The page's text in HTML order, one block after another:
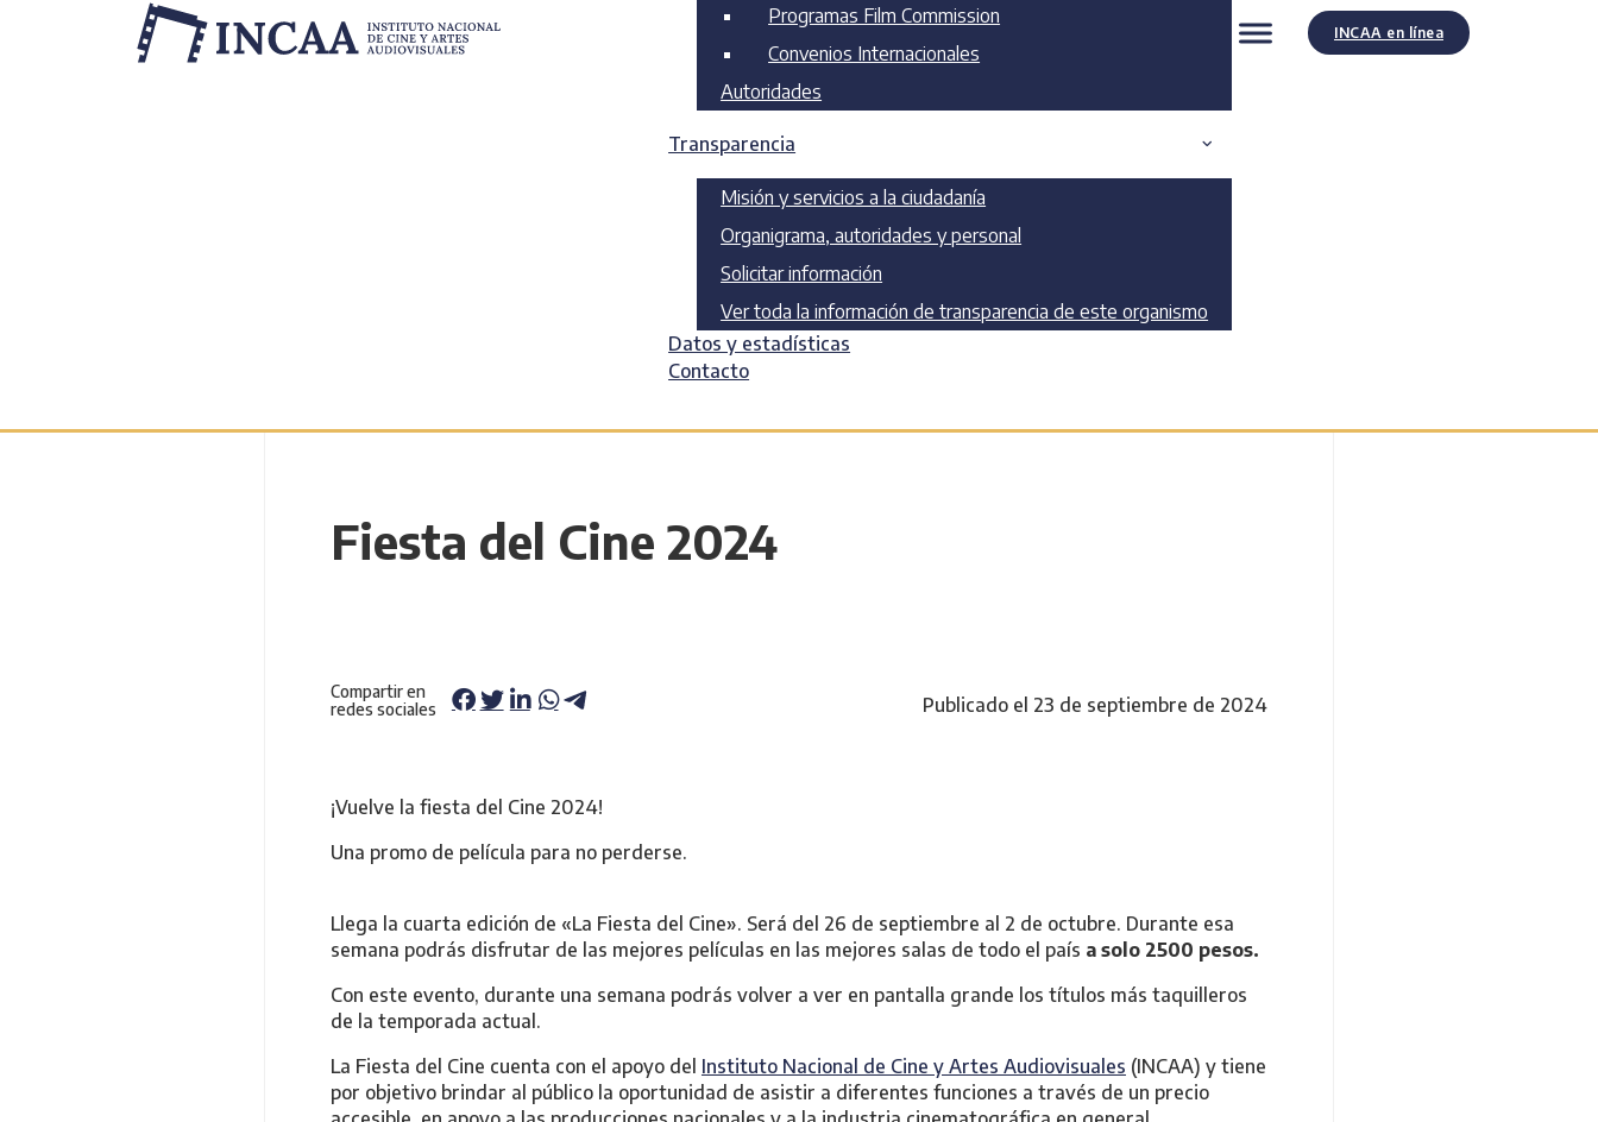
Programas Film Commission
Convenios Internacionales
Autoridades
Transparencia
Misión y servicios a la ciudadanía
Organigrama, autoridades y personal
Solicitar información
Ver toda la información de transparencia de este organismo
Datos y estadísticas
Contacto
INCAA en línea
Fiesta del Cine 2024
Compartir en
redes sociales
Publicado el 23 de septiembre de 2024
¡Vuelve la fiesta del Cine 2024!
Una promo de película para no perderse.
Llega la cuarta edición de «La Fiesta del Cine». Será del 26 de septiembre al 2 de octubre. Durante esa
semana podrás disfrutar de las mejores películas en las mejores salas de todo el país a solo 2500 pesos.
Con este evento, durante una semana podrás volver a ver en pantalla grande los títulos más taquilleros
de la temporada actual.
La Fiesta del Cine cuenta con el apoyo del Instituto Nacional de Cine y Artes Audiovisuales (INCAA) y tiene
por objetivo brindar al público la oportunidad de asistir a diferentes funciones a través de un precio